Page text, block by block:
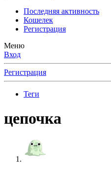
Последняя активность
Кошелек
Регистрация
Меню
Вход
Регистрация
Теги
цепочка